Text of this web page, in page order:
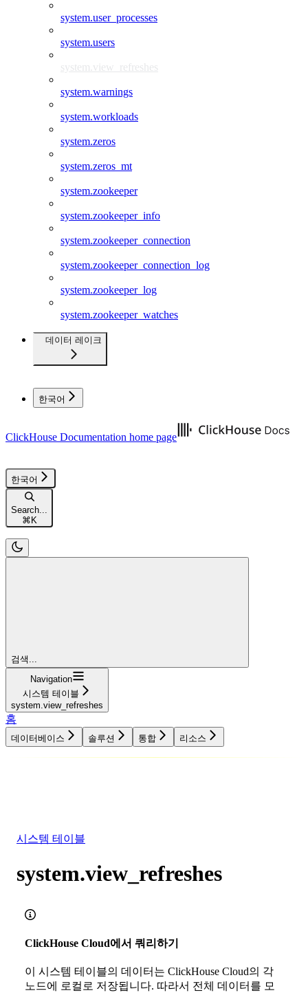
system.user_processes
system.users
system.view_refreshes
system.warnings
system.workloads
system.zeros
system.zeros_mt
system.zookeeper
system.zookeeper_info
system.zookeeper_connection
system.zookeeper_connection_log
system.zookeeper_log
system.zookeeper_watches
데이터 레이크
한국어
ClickHouse Documentation home page
한국어
Search...
⌘K
검색...
Navigation
시스템 테이블
system.view_refreshes
홈
데이터베이스 솔루션 통합 리소스
시스템 테이블
system.view_refreshes
ClickHouse Cloud에서 쿼리하기
이 시스템 테이블의 데이터는 ClickHouse Cloud의 각
노드에 로컬로 저장됩니다. 따라서 전체 데이터를 모